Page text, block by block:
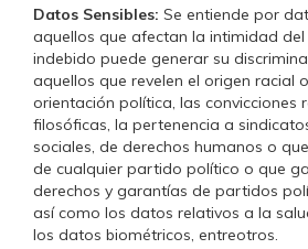
Datos Sensibles: Se entiende por
aquellos que afectan la intimidad
indebido puede generar su
aquellos que revelen el origen racial
orientación política, las convicciones
filosóficas, la pertenencia a
sociales, de derechos humanos o
de cualquier partido político o que
derechos y garantías de partidos
así como los datos relativos a la
los datos biométricos, entreotros.